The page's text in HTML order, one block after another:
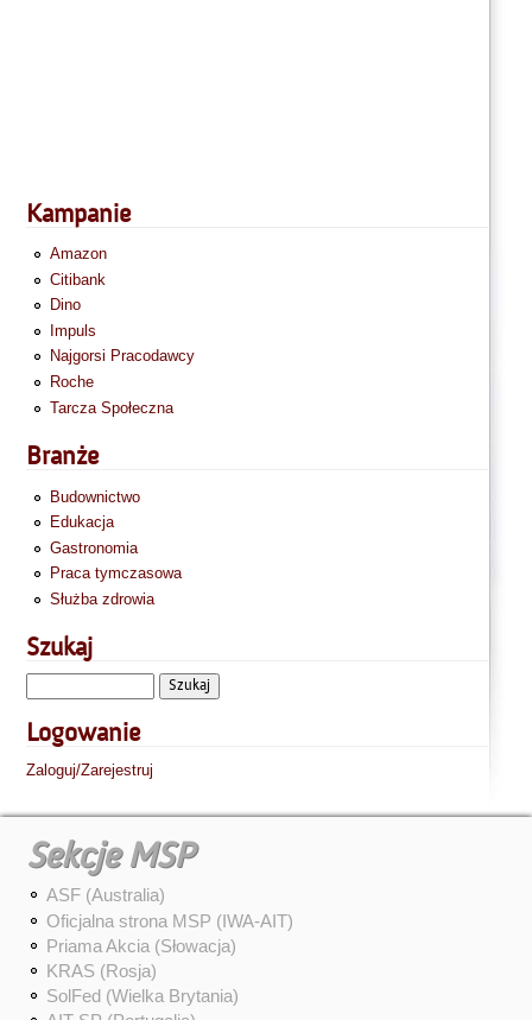
Kampanie
Amazon
Citibank
Dino
Impuls
Najgorsi Pracodawcy
Roche
Tarcza Społeczna
Branże
Budownictwo
Edukacja
Gastronomia
Praca tymczasowa
Służba zdrowia
Szukaj
Logowanie
Zaloguj/Zarejestruj
Sekcje MSP
ASF (Australia)
Oficjalna strona MSP (IWA-AIT)
Priama Akcia (Słowacja)
KRAS (Rosja)
SolFed (Wielka Brytania)